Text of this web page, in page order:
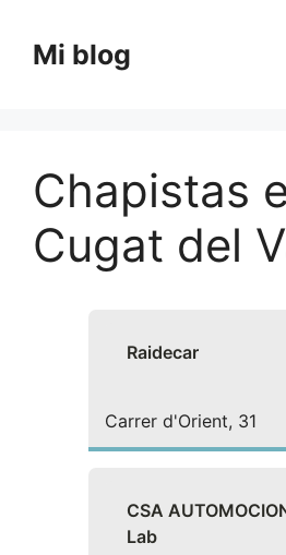
contenido
Mi blog
Chapistas
Cugat del
Raidecar
Carrer d'Orient, 31
CSA
Lab